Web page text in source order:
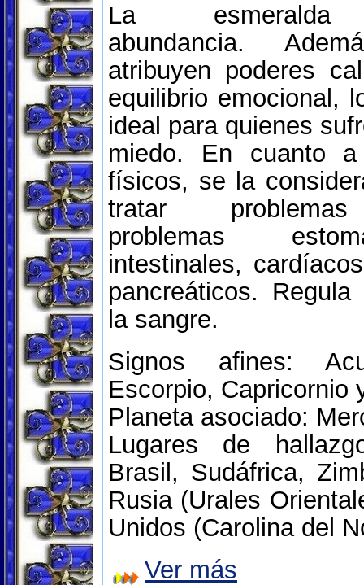
La esmeralda
abundancia.
atribuyen poderes
equilibrio emocional,
ideal para quienes
miedo. En cuanto a
físicos, se la
tratar
problemas
intestinales,
pancreáticos.
la sangre.
Signos afines:
Escorpio, Capricornio
Planeta asociado:
Lugares de
Brasil, Sudáfrica,
Rusia (Urales
Unidos (Carolina del
Ver más